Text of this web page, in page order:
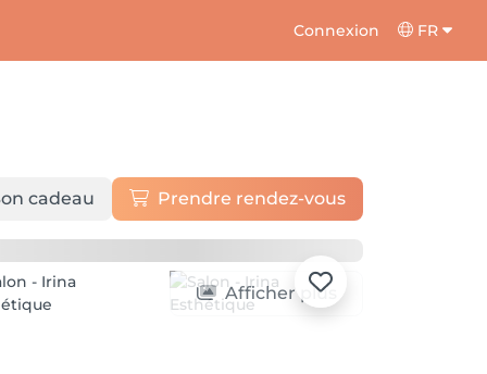
Connexion FR
cadeau Prendre rendez-vous
Afficher plus